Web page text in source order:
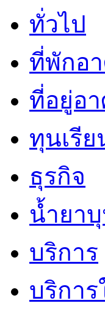
ทั่วไป
ที่พักอ
ที่อยู่อ
ทุนเรีย
ธุรกิจ
น้ำยา
บริการ
บริการ